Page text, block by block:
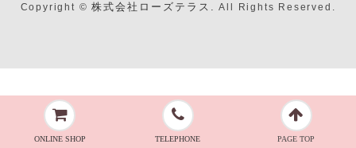
Copyright ©株式会社ローズテラス. All Rights Reserved.
ONLINE SHOP TELEPHONE PAGE TOP